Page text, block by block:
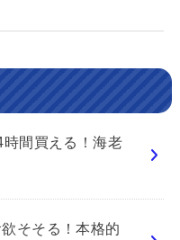
間買える！海老
そそる！本格的